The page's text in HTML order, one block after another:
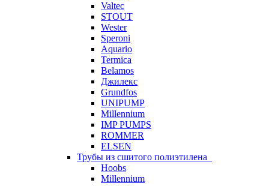
Valtec
STOUT
Wester
Speroni
Aquario
Termica
Belamos
Джилекс
Grundfos
UNIPUMP
Millennium
IMP PUMPS
ROMMER
ELSEN
Трубы из сшитого полиэтилена
Hoobs
Millennium